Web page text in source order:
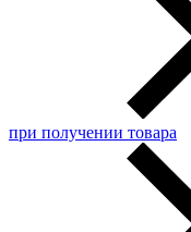
при получении товара